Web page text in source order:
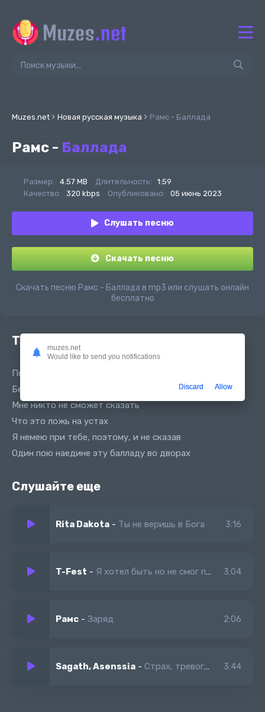
Muzes.net Новая русская музыка Рамс - Баллада
Рамс - Баллада
Размер: 4.57 MB Длительность:
1:59
Качество:
320 kbps Опубликовано: 05 июнь 2023
Слушать песню
Скачать песню
Скачать песню Рамс - Баллада в mp3 или слушать онлайн
бесплатно
Текст песни
Покой я вижу только во снах
Бережет тебя Бог - он мой страх
Мне никто не сможет сказать
Что это ложь на устах
Я немею при тебе, поэтому, и не сказав
Один пою наедине эту балладу во дворах
Слушайте еще
Rita Dakota - Ты не веришь в Бога 3:16
T-Fest - Я хотел быть но не смог попасть 3:04
Рамс - Заряд 2:06
Sagath, Asenssia - Страх, тревога и обман 3:44
muzes.net
Would like to send you notifications
Discard Allow